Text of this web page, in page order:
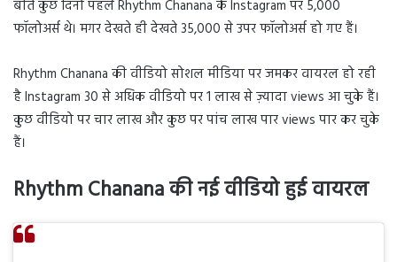
बीतें कुछ दिनों पहले Rhythm Chanana के Instagram पर 5,000
फॉलोअर्स थे। मगर देखते ही देखते 35,000 से उपर फॉलोअर्स हो गए हैं।
Rhythm Chanana की वीडियो सोशल मीडिया पर जमकर वायरल हो रही
है Instagram 30 से अधिक वीडियो पर 1 लाख से ज़्यादा views आ चुके हैं।
कुछ वीडियो पर चार लाख और कुछ पर पांच लाख पार views पार कर चुके
हैं।
Rhythm Chanana की नई वीडियो हुई वायरल